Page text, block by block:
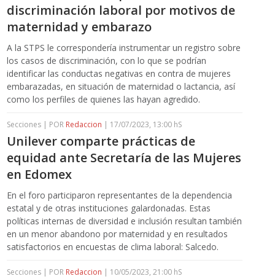
discriminación laboral por motivos de
maternidad y embarazo
A la STPS le correspondería instrumentar un registro sobre
los casos de discriminación, con lo que se podrían
identificar las conductas negativas en contra de mujeres
embarazadas, en situación de maternidad o lactancia, así
como los perfiles de quienes las hayan agredido.
Secciones | POR Redaccion | 17/07/2023, 13:00 hS
Unilever comparte prácticas de
equidad ante Secretaría de las Mujeres
en Edomex
En el foro participaron representantes de la dependencia
estatal y de otras instituciones galardonadas. Estas
políticas internas de diversidad e inclusión resultan también
en un menor abandono por maternidad y en resultados
satisfactorios en encuestas de clima laboral: Salcedo.
Secciones | POR Redaccion | 10/05/2023, 21:00 hS